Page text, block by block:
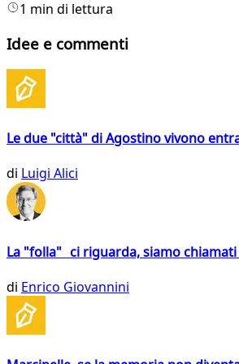
1 min di lettura
Idee e commenti
Le due "città" di Agostino vivono
di Luigi Alici
La "folla" ci riguarda, siamo
di Enrico Giovannini